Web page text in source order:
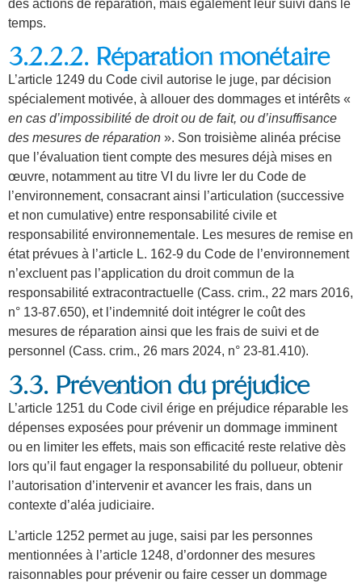
des actions de réparation, mais également leur suivi dans le
temps.
3.2.2.2. Réparation monétaire
L’article 1249 du Code civil autorise le juge, par décision
spécialement motivée, à allouer des dommages et intérêts «
en cas d’impossibilité de droit ou de fait, ou d’insuffisance
des mesures de réparation ». Son troisième alinéa précise
que l’évaluation tient compte des mesures déjà mises en
œuvre, notamment au titre VI du livre Ier du Code de
l’environnement, consacrant ainsi l’articulation (successive
et non cumulative) entre responsabilité civile et
responsabilité environnementale. Les mesures de remise en
état prévues à l’article L. 162-9 du Code de l’environnement
n’excluent pas l’application du droit commun de la
responsabilité extracontractuelle (Cass. crim., 22 mars 2016,
n° 13-87.650), et l’indemnité doit intégrer le coût des
mesures de réparation ainsi que les frais de suivi et de
personnel (Cass. crim., 26 mars 2024, n° 23-81.410).
3.3. Prévention du préjudice
L’article 1251 du Code civil érige en préjudice réparable les
dépenses exposées pour prévenir un dommage imminent
ou en limiter les effets, mais son efficacité reste relative dès
lors qu’il faut engager la responsabilité du pollueur, obtenir
l’autorisation d’intervenir et avancer les frais, dans un
contexte d’aléa judiciaire.
L’article 1252 permet au juge, saisi par les personnes
mentionnées à l’article 1248, d’ordonner des mesures
raisonnables pour prévenir ou faire cesser un dommage